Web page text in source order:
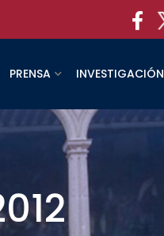
PRENSA INVESTIGACIÓN